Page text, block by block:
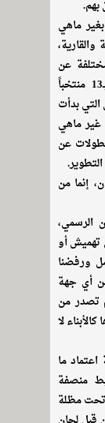
بهم.
بغير ماهي
عن
ماهي عليه الآن، وكأس العالم الذي بدأ بـ13 منتخباً
التي بدأت
غير ماهي
عن
إنما من
الرسمي،
تهميش أو
ورفضنا
أي جهة
تصدر من
لا
ما
منصفة
تحت مظلة